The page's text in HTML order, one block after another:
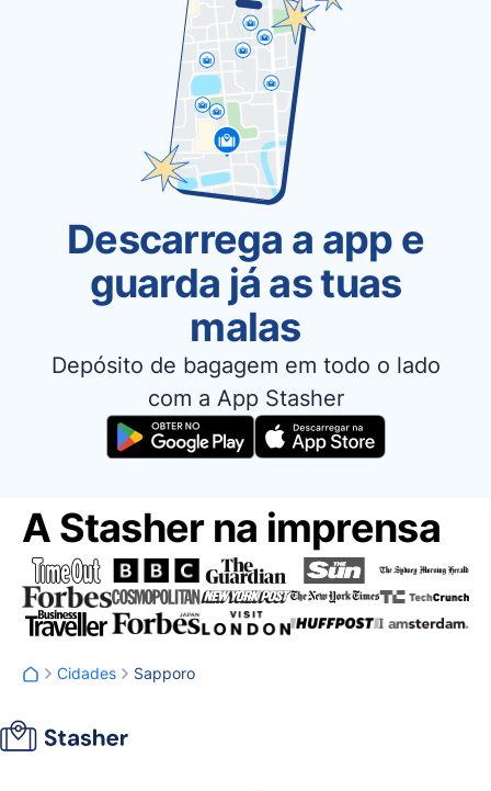
Descarrega a app e
guarda já as tuas
malas
Depósito de bagagem em todo o lado
com a App Stasher
A Stasher na imprensa
Cidades Sapporo